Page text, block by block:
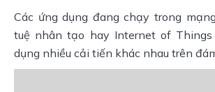
Các ứng dụng đang chạy trong
tuệ nhân tạo hay Internet of
dụng nhiều cải tiến khác nhau trên